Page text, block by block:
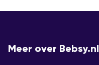
Meer over Bebsy.nl